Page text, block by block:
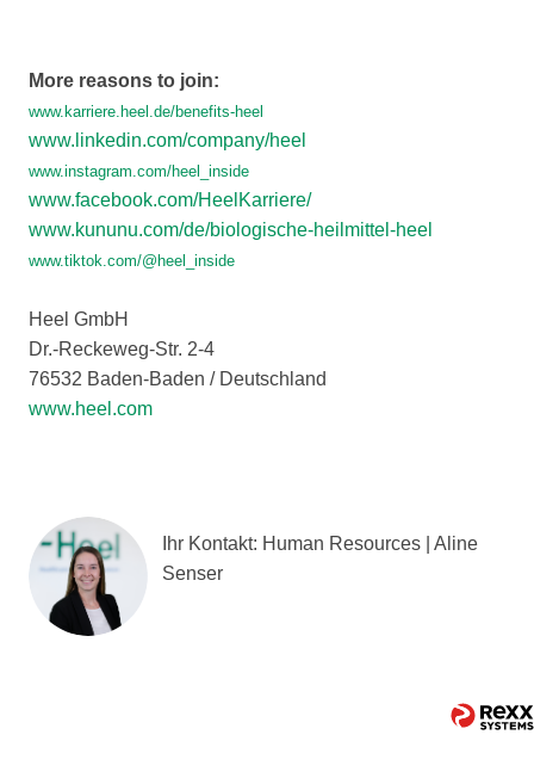
More reasons to join:
www.karriere.heel.de/benefits-heel
www.linkedin.com/company/heel
www.instagram.com/heel_inside
www.facebook.com/HeelKarriere/
www.kununu.com/de/biologische-heilmittel-heel
www.tiktok.com/@heel_inside
Heel GmbH
Dr.-Reckeweg-Str. 2-4
76532 Baden-Baden / Deutschland
www.heel.com
Ihr Kontakt: Human Resources | Aline
Senser